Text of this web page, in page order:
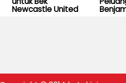
Newcastle United